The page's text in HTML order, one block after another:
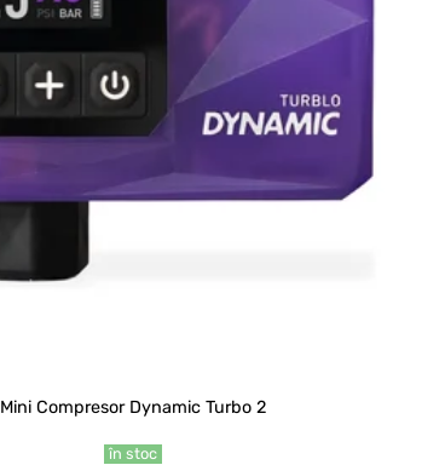
Mini Compresor Dynamic Turbo 2
în stoc